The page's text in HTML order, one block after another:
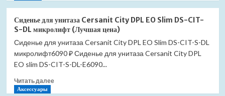
для
унитаза
Cersanit
Delfi
Slim
DELFI-
Сиденье для унитаза Cersanit City DPL EO Slim DS-CIT-
S-DL микролифт (Лучшая цена)
Сиденье для унитаза Cersanit City DPL EO Slim DS-CIT-S-DL
микролифт6090 ₽ Сиденье для унитаза Cersanit City DPL
EO slim DS-CIT-S-DL-E6090...
Читать далееПрочитать
Аксессуары